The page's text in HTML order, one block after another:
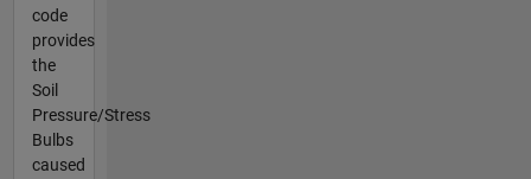
code
provides
the
Soil
Pressure/Stress
Bulbs
caused